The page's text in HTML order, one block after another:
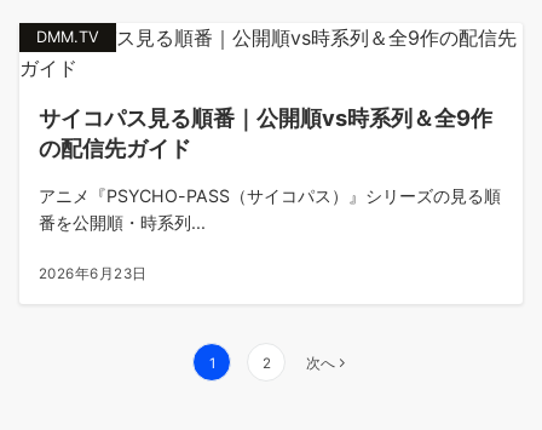
DMM.TV
サイコパス見る順番｜公開順vs時系列＆全9作
の配信先ガイド
アニメ『PSYCHO-PASS（サイコパス）』シリーズの見る順
番を公開順・時系列...
2026年6月23日
1 2 次へ